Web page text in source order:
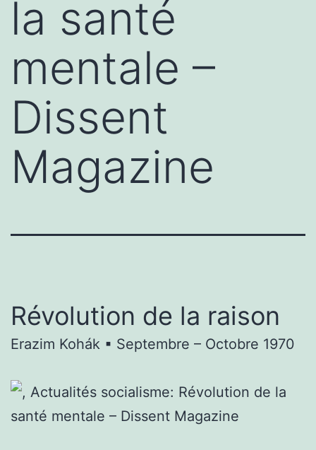
la santé
mentale –
Dissent
Magazine
Révolution de la raison
Erazim Kohák ▪ Septembre – Octobre 1970